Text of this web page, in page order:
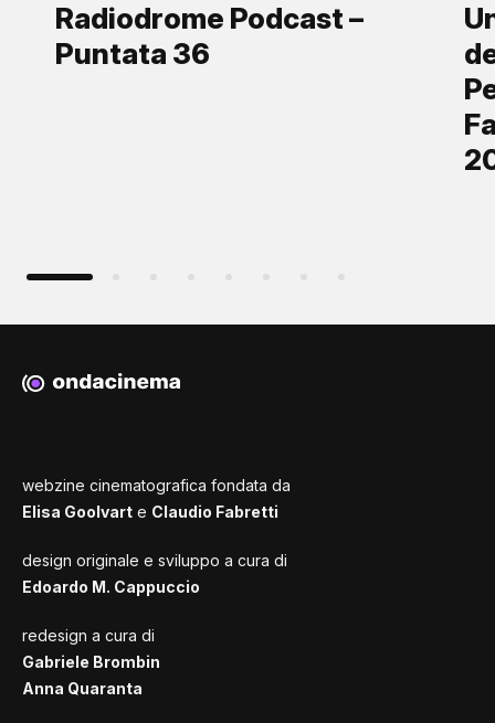
Radiodrome Podcast –
Puntata 36
webzine cinematografica fondata da
Elisa Goolvart e Claudio Fabretti
design originale e sviluppo a cura di
Edoardo M. Cappuccio
redesign a cura di
Gabriele Brombin
Anna Quaranta